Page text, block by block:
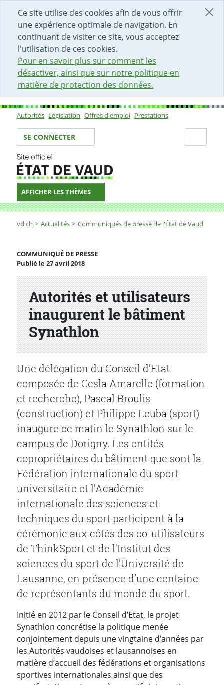
Ce site utilise des cookies afin de vous offrir
une expérience optimale de navigation. En
continuant de visiter ce site, vous acceptez
l'utilisation de ces cookies.
Pour en savoir plus sur comment les
désactiver, ainsi que sur notre politique en
matière de protection des données.
DÉBUT DU CONTENU DE LA PAGE
ACCÈS AU CHAMP DE RECHERCHE
PAGE D'ACCUEIL
FORMULAIRE DE CONTACT
Sous-navigation
Autorités Législation Offres d'emploi Prestations
Votre identité
SE CONNECTER
AFFICHER LES THÈMES
Fil d'Ariane
vd.ch Actualités Communiqués de presse de l'État de Vaud
Autorités et utilisateurs inaugurent le bâtiment
Autorités et utilisateurs
inaugurent le bâtiment
Synathlon
COMMUNIQUÉ DE PRESSE
Publié le 27 avril 2018
Partenaire(s)
Une délégation du Conseil d’Etat
composée de Cesla Amarelle (formation
et recherche), Pascal Broulis
(construction) et Philippe Leuba (sport)
inaugure ce matin le Synathlon sur le
campus de Dorigny. Les entités
copropriétaires du bâtiment que sont la
Fédération internationale du sport
universitaire et l’Académie
internationale des sciences et
techniques du sport participent à la
cérémonie aux côtés des co-utilisateurs
de ThinkSport et de l’Institut des
sciences du sport de l’Université de
Lausanne, en présence d’une centaine
de représentants du monde du sport.
Initié en 2012 par le Conseil d’Etat, le projet
Synathlon concrétise la politique menée
conjointement depuis une vingtaine d’années par
les Autorités vaudoises et lausannoises en
matière d’accueil des fédérations et organisations
sportives internationales ainsi que des